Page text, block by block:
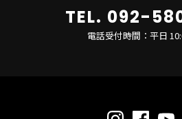
TEL. 092-
電話受付時間：平日